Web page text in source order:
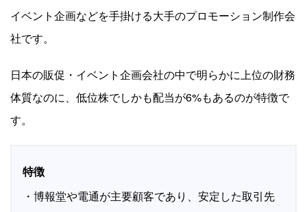
イベント企画などを手掛ける大手のプロモーション制作会
社です。
日本の販促・イベント企画会社の中で明らかに上位の財務
体質なのに、低位株でしかも配当が6%もあるのが特徴で
す。
特徴
・博報堂や電通が主要顧客であり、安定した取引先